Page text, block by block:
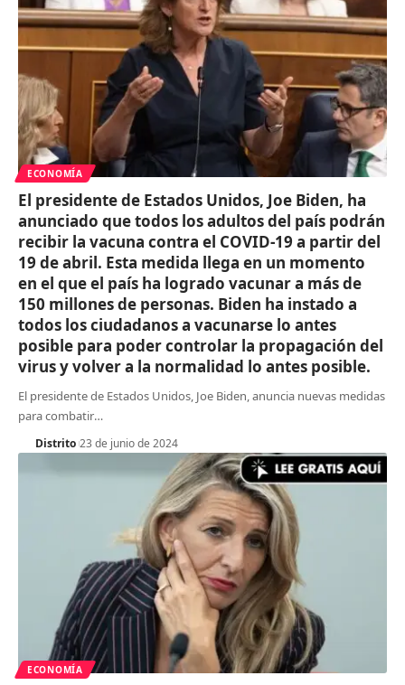
ECONOMÍA
El presidente de Estados Unidos, Joe Biden, ha
anunciado que todos los adultos del país podrán
recibir la vacuna contra el COVID-19 a partir del
19 de abril. Esta medida llega en un momento
en el que el país ha logrado vacunar a más de
150 millones de personas. Biden ha instado a
todos los ciudadanos a vacunarse lo antes
posible para poder controlar la propagación del
virus y volver a la normalidad lo antes posible.
El presidente de Estados Unidos, Joe Biden, anuncia nuevas medidas
para combatir…
Distrito 23 de junio de 2024
ECONOMÍA